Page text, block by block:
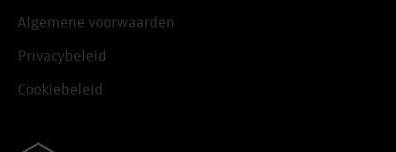
Algemene voorwaarden
Privacybeleid
Cookiebeleid